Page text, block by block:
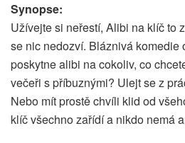
Synopse:
Užívejte si neřestí, Alibi na klíč to
se nic nedozví. Bláznivá komedie
poskytne alibi na cokoliv, co
večeři s příbuznými? Ulejt se z
Nebo mít prostě chvíli klid od
klíč všechno zařídí a nikdo nemá